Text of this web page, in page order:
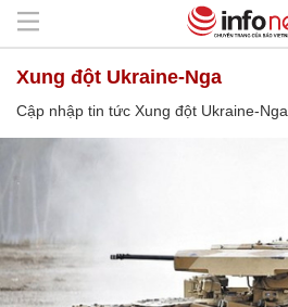
Xung đột Ukraine-Nga
Cập nhập tin tức Xung đột Ukraine-Nga